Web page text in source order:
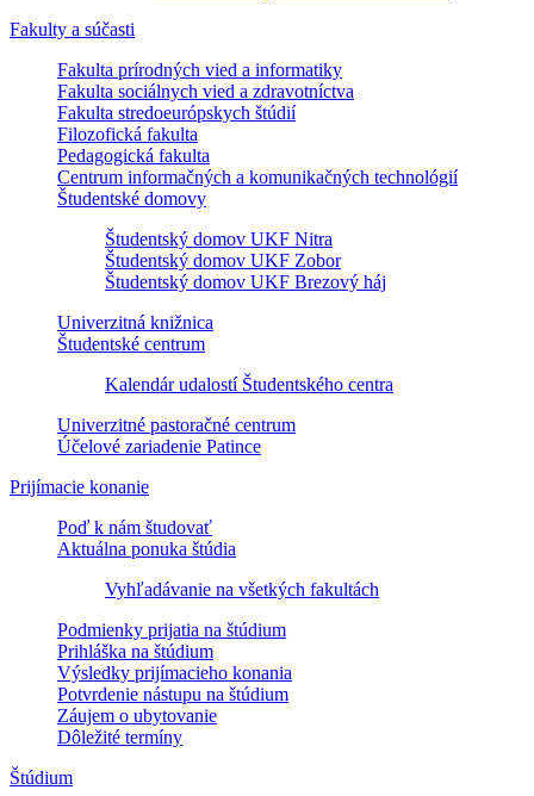
Fakulty a súčasti
Fakulta prírodných vied a informatiky
Fakulta sociálnych vied a zdravotníctva
Fakulta stredoeurópskych štúdií
Filozofická fakulta
Pedagogická fakulta
Centrum informačných a komunikačných technológií
Študentské domovy
Študentský domov UKF Nitra
Študentský domov UKF Zobor
Študentský domov UKF Brezový háj
Univerzitná knižnica
Študentské centrum
Kalendár udalostí Študentského centra
Univerzitné pastoračné centrum
Účelové zariadenie Patince
Prijímacie konanie
Poď k nám študovať
Aktuálna ponuka štúdia
Vyhľadávanie na všetkých fakultách
Podmienky prijatia na štúdium
Prihláška na štúdium
Výsledky prijímacieho konania
Potvrdenie nástupu na štúdium
Záujem o ubytovanie
Dôležité termíny
Štúdium